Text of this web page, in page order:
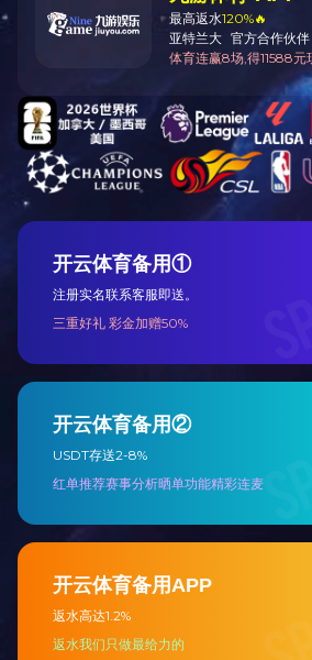
监控化学品生产特别许可证
长葛市工会工作先进性企业
关于我们
公司简介
企业文化